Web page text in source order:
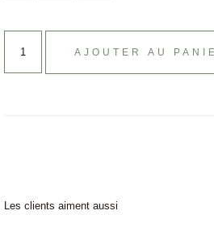
AJOUTER AU
Les clients aiment aussi